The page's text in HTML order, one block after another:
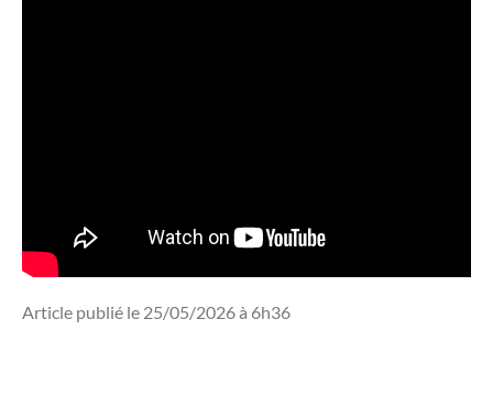
Article publié le 25/05/2026 à 6h36